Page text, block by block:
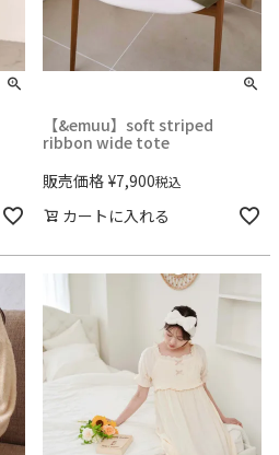
【&emuu】soft striped
ribbon wide tote
販売価格 ¥7,900税込
カートに入れる